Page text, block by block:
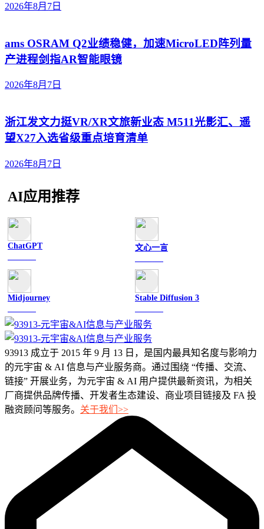
2026年8月7日
ams OSRAM Q2业绩稳健，加速MicroLED阵列量
产进程剑指AR智能眼镜
2026年8月7日
浙江发文力挺VR/XR文旅新业态 M511光影汇、遥
望X27入选省级重点培育清单
2026年8月7日
AI应用推荐
ChatGPT 文心一言
Midjourney Stable Diffusion 3
93913 成立于 2015 年 9 月 13 日，是国内最具知名度与影响力
的元宇宙 & AI 信息与产业服务商。通过围绕 “传播、交流、
链接” 开展业务，为元宇宙 & AI 用户提供最新资讯，为相关
厂商提供品牌传播、开发者生态建设、商业项目链接及 FA 投
融资顾问等服务。 关于我们>>